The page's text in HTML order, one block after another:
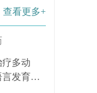
查看更多+
多动
发育迟